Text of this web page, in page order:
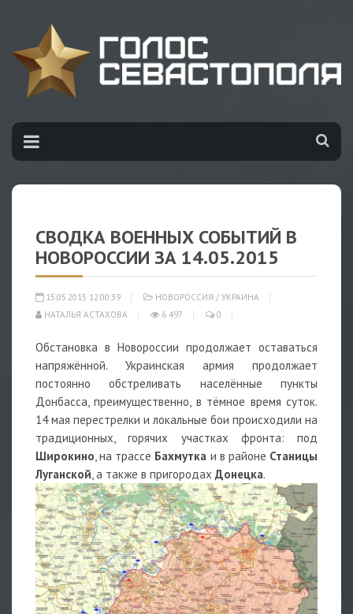
СВОДКА ВОЕННЫХ СОБЫТИЙ В
НОВОРОССИИ ЗА 14.05.2015
15.05.2015 12:00:39 НОВОРОССИЯ / УКРАИНА
НАТАЛЬЯ АСТАХОВА
6 497 0
Обстановка в Новороссии продолжает оставаться
напряжённой. Украинская армия продолжает
постоянно обстреливать населённые пункты
Донбасса, преимущественно, в тёмное время суток.
14 мая перестрелки и локальные бои происходили на
традиционных, горячих участках фронта: под
Широкино, на трассе Бахмутка и в районе Станицы
Луганской, а также в пригородах Донецка.